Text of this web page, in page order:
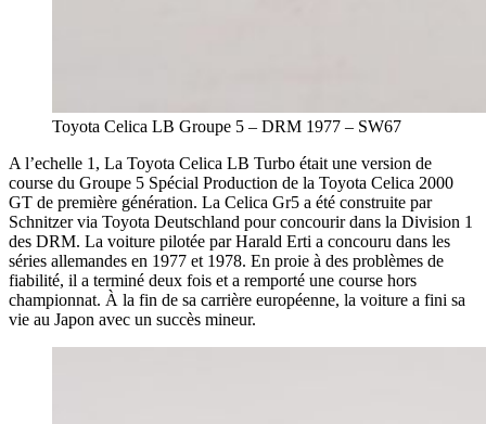
Toyota Celica LB Groupe 5 – DRM 1977 – SW67
A l’echelle 1, La Toyota Celica LB Turbo était une version de
course du Groupe 5 Spécial Production de la Toyota Celica 2000
GT de première génération. La Celica Gr5 a été construite par
Schnitzer via Toyota Deutschland pour concourir dans la Division 1
des DRM. La voiture pilotée par Harald Erti a concouru dans les
séries allemandes en 1977 et 1978. En proie à des problèmes de
fiabilité, il a terminé deux fois et a remporté une course hors
championnat. À la fin de sa carrière européenne, la voiture a fini sa
vie au Japon avec un succès mineur.